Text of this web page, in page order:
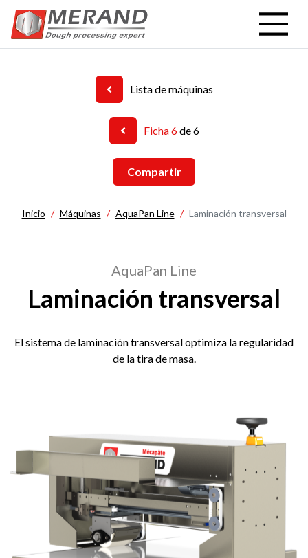
Pasar
contenido
Lista de máquinas
Ficha 6de 6
Compartir
Inicio Máquinas AquaPan Line Laminación transversal
AquaPan Line
Laminación transversal
El sistema de laminación transversal optimiza la regularidad
de la tira de masa.